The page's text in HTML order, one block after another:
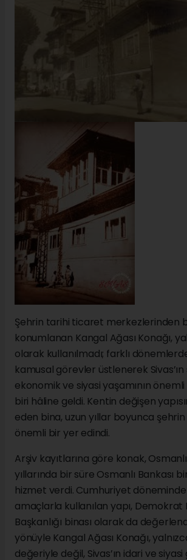
Şehrin tarihi ticaret merkezlerinden
konumlanan Kangal Ağası Konağı,
olarak kullanılmadı; farklı
kamusal görevler üstlenerek Sivas’ın
ekonomik ve siyasi yaşamının
biri hâline geldi. Kentin değişen
eden bina, uzun yıllar boyunca şehrin
önemli bir yer edindi.
Arşiv kayıtlarına göre konak,
yıllarında bir süre Osmanlı Bankası
hizmet verdi. Cumhuriyet döneminde
amaçlarla kullanılan yapı, Demokrat
Başkanlığı binası olarak da
yönüyle Kangal Ağası Konağı,
değeriyle değil, Sivas’ın idari ve